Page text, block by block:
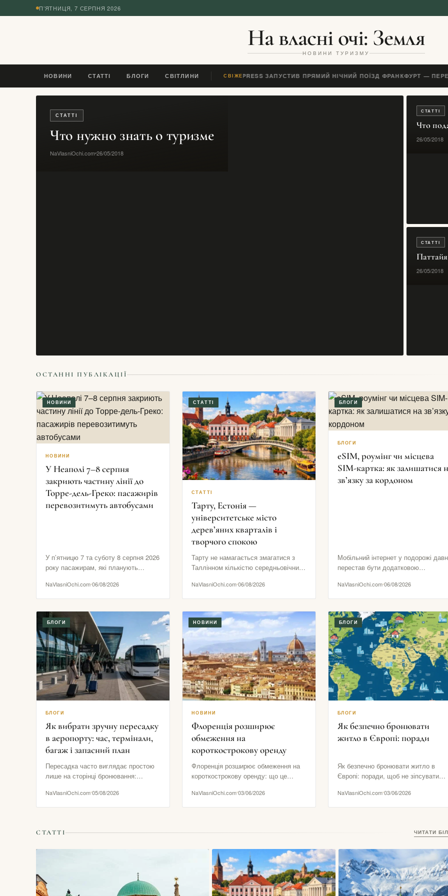
П’ЯТНИЦЯ, 7 СЕРПНЯ 2026
На власні очі: Земля
НОВИНИ ТУРИЗМУ
НОВИНИ СТАТТІ БЛОГИ СВІТЛИНИ СВІЖЕ
LEO EXPRESS ЗАПУСТИВ ПРЯМИЙ НІЧНИЙ ПОЇЗД ФРАНКФУРТ —
СТАТТІ
Что нужно знать о туризме
NaVlasniOchi.com26/05/2018
СТАТТІ
Что
26/05/2018
СТАТТІ
26/05/2018
ОСТАННІ ПУБЛІКАЦІЇ
НОВИНИ
НОВИНИ
У Неаполі 7–8 серпня
закриють частину лінії до
Торре-дель-Греко: пасажирів
перевозитимуть автобусами
У п’ятницю 7 та суботу 8 серпня 2026
року пасажирам, які планують
Греко, Помпеїв…
NaVlasniOchi.com06/08/2026
СТАТТІ
СТАТТІ
Тарту, Естонія —
університетське місто
дерев’яних кварталів і
творчого спокою
Тарту не намагається змагатися з
Таллінном кількістю середньовічних
кварталів. Його сила в іншому: тут…
NaVlasniOchi.com06/08/2026
БЛОГИ
БЛОГИ
eSIM, роумінг чи місцева
SIM-картка: як залишатися
зв’язку за кордоном
Мобільний інтернет у подорожі
перестав бути додатковою
посадкових талонів, навігації,
повідомлень від готелю,…
NaVlasniOchi.com06/08/2026
БЛОГИ
БЛОГИ
Як вибрати зручну пересадку
в аеропорту: час, термінали,
багаж і запасний план
Пересадка часто виглядає простою
лише на сторінці бронювання:
вилітає, а між ними начебто
залишається…
NaVlasniOchi.com05/08/2026
НОВИНИ
НОВИНИ
Флоренція розширює
обмеження на
короткострокову оренду
Флоренція розширює обмеження на
короткострокову оренду: що це
готує одне з найпомітніших рішень
в…
NaVlasniOchi.com03/06/2026
БЛОГИ
БЛОГИ
Як безпечно бронювати
житло в Європі: поради
Як безпечно бронювати житло в
Європі: поради, щоб не зіпсувати
подорож дуже комфортною або…
NaVlasniOchi.com03/06/2026
СТАТТІ ЧИТАТИ